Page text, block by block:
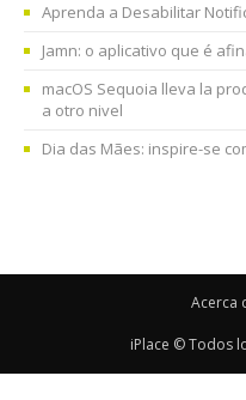
Aprenda a Desabilitar
Jamn: o aplicativo que é
macOS Sequoia lleva la
a otro nivel
Dia das Mães: inspire-se
Acerca
iPlace © Todos